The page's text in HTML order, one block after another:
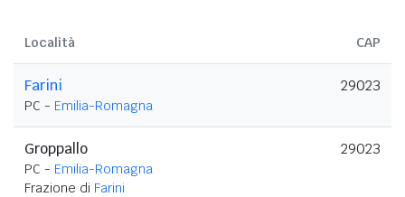
Località CAP
Farini
PC - Emilia-Romagna
29023
Groppallo
PC - Emilia-Romagna
Frazione di Farini
29023